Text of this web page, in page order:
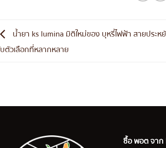
น้ำยา ks lumina มิติใหม่ของ บุหรี่ไฟฟ้า สายประห
ตัวเลือกที่หลากหลาย
ซื้อ พอต จาก